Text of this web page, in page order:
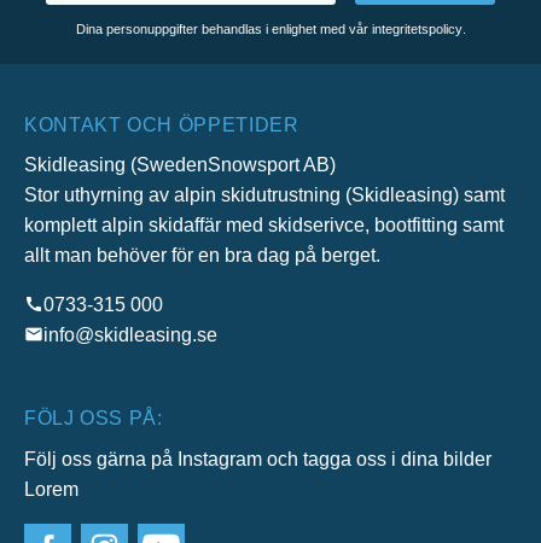
Dina personuppgifter behandlas i enlighet med vår integritetspolicy.
KONTAKT OCH ÖPPETIDER
Skidleasing (SwedenSnowsport AB)
Stor uthyrning av alpin skidutrustning (Skidleasing) samt
komplett alpin skidaffär med skidserivce, bootfitting samt
allt man behöver för en bra dag på berget.
0733-315 000
info@skidleasing.se
FÖLJ OSS PÅ:
Följ oss gärna på Instagram och tagga oss i dina bilder
Lorem